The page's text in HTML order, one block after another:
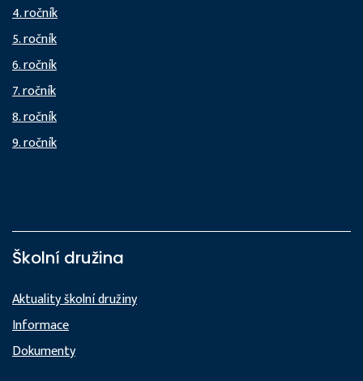
4. ročník
5. ročník
6. ročník
7. ročník
8. ročník
9. ročník
Školní družina
Aktuality školní družiny
Informace
Dokumenty